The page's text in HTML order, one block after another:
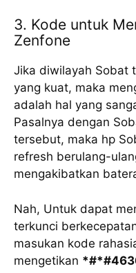
3. Kode untuk
Zenfone
Jika diwilayah Sobat
yang kuat, maka
adalah hal yang
Pasalnya dengan
tersebut, maka hp
refresh berulang-
mengakibatkan
Nah, Untuk dapat
terkunci
masukan kode
mengetikan